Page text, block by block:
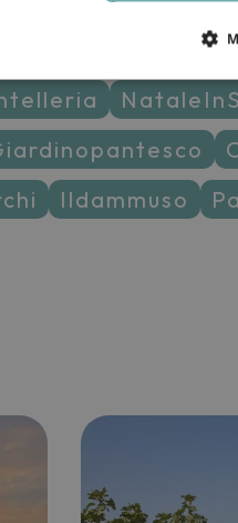
giardinopantesco
ildammuso